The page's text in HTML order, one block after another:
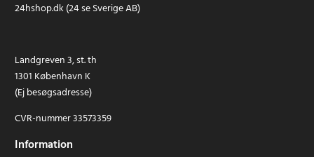
24hshop.dk (24 se Sverige AB)
Landgreven 3, st. th
1301 København K
(Ej besøgsadresse)
CVR-nummer 33573359
Information